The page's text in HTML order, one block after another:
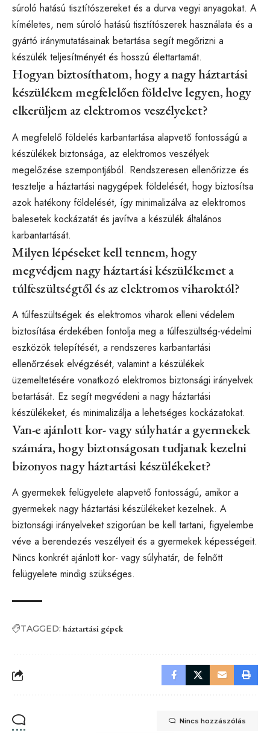
súroló hatású tisztítószereket és a durva vegyi anyagokat. A
kíméletes, nem súroló hatású tisztítószerek használata és a
gyártó iránymutatásainak betartása segít megőrizni a
készülék teljesítményét és hosszú élettartamát.
Hogyan biztosíthatom, hogy a nagy háztartási
készülékem megfelelően földelve legyen, hogy
elkerüljem az elektromos veszélyeket?
A megfelelő földelés karbantartása alapvető fontosságú a
készülékek biztonsága, az elektromos veszélyek
megelőzése szempontjából. Rendszeresen ellenőrizze és
tesztelje a háztartási nagygépek földelését, hogy biztosítsa
azok hatékony földelését, így minimalizálva az elektromos
balesetek kockázatát és javítva a készülék általános
karbantartását.
Milyen lépéseket kell tennem, hogy
megvédjem nagy háztartási készülékemet a
túlfeszültségtől és az elektromos viharoktól?
A túlfeszültségek és elektromos viharok elleni védelem
biztosítása érdekében fontolja meg a túlfeszültség-védelmi
eszközök telepítését, a rendszeres karbantartási
ellenőrzések elvégzését, valamint a készülékek
üzemeltetésére vonatkozó elektromos biztonsági irányelvek
betartását. Ez segít megvédeni a nagy háztartási
készülékeket, és minimalizálja a lehetséges kockázatokat.
Van-e ajánlott kor- vagy súlyhatár a gyermekek
számára, hogy biztonságosan tudjanak kezelni
bizonyos nagy háztartási készülékeket?
A gyermekek felügyelete alapvető fontosságú, amikor a
gyermekek nagy háztartási készülékeket kezelnek. A
biztonsági irányelveket szigorúan be kell tartani, figyelembe
véve a berendezés veszélyeit és a gyermekek képességeit.
Nincs konkrét ajánlott kor- vagy súlyhatár, de felnőtt
felügyelete mindig szükséges.
TAGGED: háztartási gépek
Nincs hozzászólás